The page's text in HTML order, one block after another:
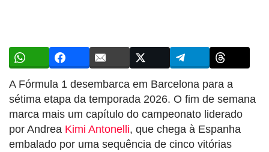
A Fórmula 1 desembarca em Barcelona para a
sétima etapa da temporada 2026. O fim de semana
marca mais um capítulo do campeonato liderado
por Andrea Kimi Antonelli, que chega à Espanha
embalado por uma sequência de cinco vitórias